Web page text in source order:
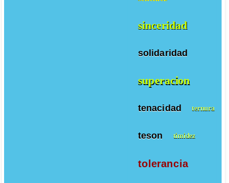
sinceridad
solidaridad
superacion
tenacidad ternura
teson timidez
tolerancia